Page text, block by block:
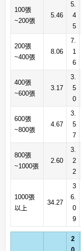
100張
~200張
5.46
5.
4
5
200張
~400張
8.06
7.
1
6
400張
~600張
3.17
3.
5
0
600張
~800張
4.67
3.
5
7
800張
~1000張
2.60
3.
2
2
1000張
以上
34.27
3
6.
0
9
2